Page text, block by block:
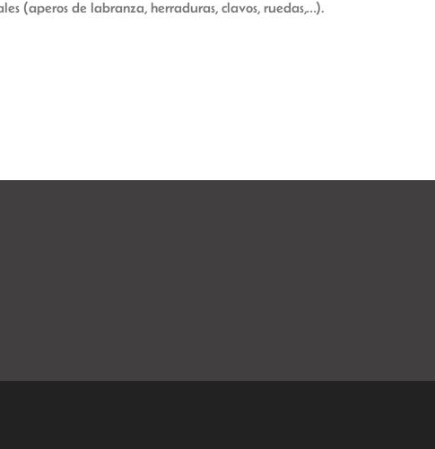
(aperos de labranza, herraduras, clavos, ruedas,…).